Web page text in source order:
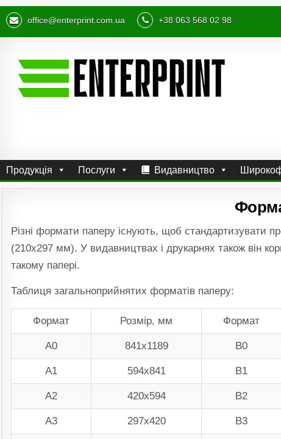
office@enterprint.com.ua +38 063 568 02 98
Продукція Послуги Видавництво
Різні формати паперу існують, щоб стандартизувати
(210х297 мм). У видавництвах і друкарнях також він
такому папері.
Таблиця загальноприйнятих форматів паперу:
Формат Розмір, мм Формат
А0 841х1189 В0
А1 594х841 В1
А2 420х594 В2
А3 297х420 В3